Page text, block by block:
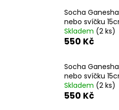
Socha
nebo svíčku
Skladem (2 ks)
550 Kč
Socha
nebo svíčku
Skladem (2 ks)
550 KčHLEDAT